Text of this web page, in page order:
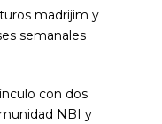
madrijim y
semanales
con dos
NBI y